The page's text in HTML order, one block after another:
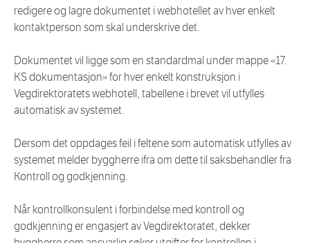
redigere og lagre dokumentet i webhotellet av hver enkelt
kontaktperson som skal underskrive det.
Dokumentet vil ligge som en standardmal under mappe «17.
KS dokumentasjon» for hver enkelt konstruksjon i
Vegdirektoratets webhotell, tabellene i brevet vil utfylles
automatisk av systemet.
Dersom det oppdages feil i feltene som automatisk utfylles av
systemet melder byggherre ifra om dette til saksbehandler fra
Kontroll og godkjenning.
Når kontrollkonsulent i forbindelse med kontroll og
godkjenning er engasjert av Vegdirektoratet, dekker